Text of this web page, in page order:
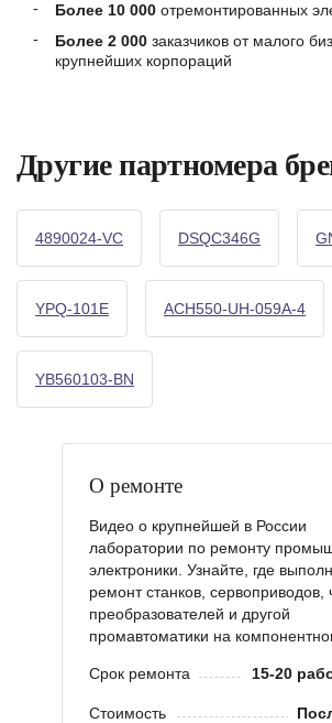
Более 10 000 отремонтированных
Более 2 000 заказчиков от малого
крупнейших корпораций
Другие партномера
4890024-VC DSQC346G
YPQ-101E ACH550-UH-059A-4
YB560103-BN
О ремонте
Видео о крупнейшей в России
лаборатории по ремонту
электроники. Узнайте, где
ремонт станков, сервоприводов,
преобразователей и другой
промавтоматики на
Срок ремонта 15-20
Стоимость